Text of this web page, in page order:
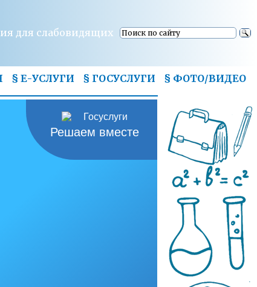
для слабовидящих
§ Е-УСЛУГИ § ГОСУСЛУГИ § ФОТО/ВИДЕО
Решаем вместе